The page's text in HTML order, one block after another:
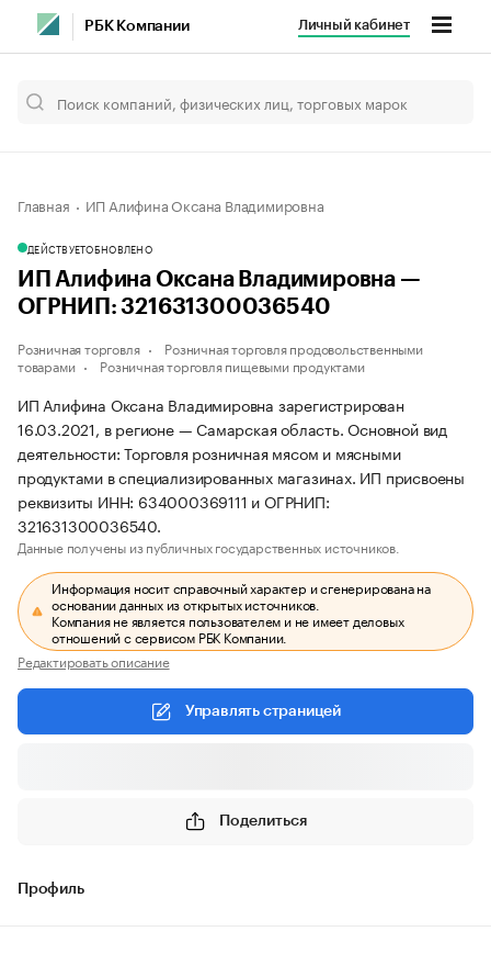
РБК Компании Личный кабинет
Главная ИП Алифина Оксана Владимировна
ДЕЙСТВУЕТОБНОВЛЕНО
ИП Алифина Оксана Владимировна —
ОГРНИП: 321631300036540
Розничная торговля
Розничная торговля продовольственными
товарами
Розничная торговля пищевыми продуктами
ИП Алифина Оксана Владимировна зарегистрирован
16.03.2021, в регионе — Самарская область. Основной вид
деятельности: Торговля розничная мясом и мясными
продуктами в специализированных магазинах. ИП присвоены
реквизиты ИНН: 634000369111 и ОГРНИП:
321631300036540.
Данные получены из публичных государственных источников.
Информация носит справочный характер и сгенерирована на
основании данных из открытых источников.
Компания не является пользователем и не имеет деловых
отношений с сервисом РБК Компании.
Редактировать описание
Управлять страницей
Поделиться
Профиль